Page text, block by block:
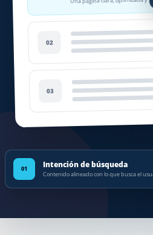
02
03
01 Intención de búsqueda
Contenido alineado con lo que busca el